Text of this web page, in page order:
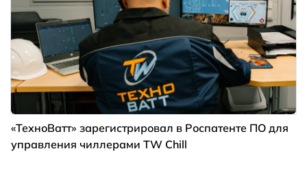
«ТехноВатт» зарегистрировал в Роспатенте ПО для
управления чиллерами TW Chill